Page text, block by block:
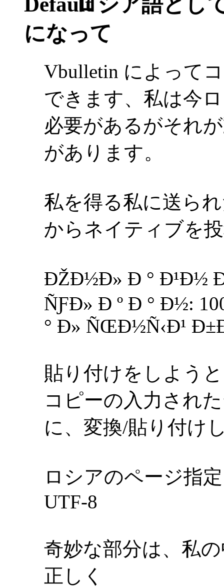
になって
Vbulletin によって
できます、私は今
必要があるがそれ
があります。
私を得る私に送ら
からネイティブを
ÐŽÐ½Ð» Ð ° Ð¹Ð½
ÑƑÐ» Ð º Ð ° Ð½:
° Ð» ÑŒÐ½Ñ‹Ð¹
貼り付けをしよう
コピーの入力され
に、変換/貼り付け
ロシアのページ指定
UTF-8
奇妙な部分は、私
正しく